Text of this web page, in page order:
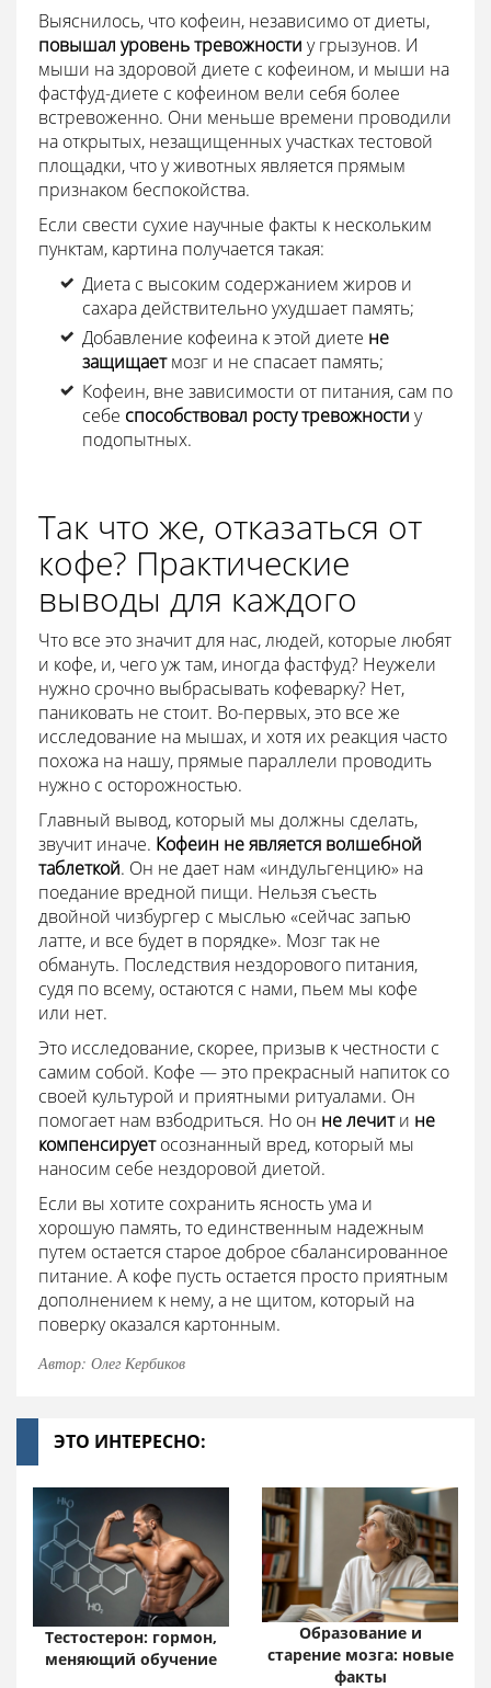
Выяснилось, что кофеин, независимо от диеты,
повышал уровень тревожности у грызунов. И
мыши на здоровой диете с кофеином, и мыши на
фастфуд-диете с кофеином вели себя более
встревоженно. Они меньше времени проводили
на открытых, незащищенных участках тестовой
площадки, что у животных является прямым
признаком беспокойства.
Если свести сухие научные факты к нескольким
пунктам, картина получается такая:
Диета с высоким содержанием жиров и
сахара действительно ухудшает память;
Добавление кофеина к этой диете не
защищаетмозг и не спасает память;
Кофеин, вне зависимости от питания, сам по
себе способствовал росту тревожности у
подопытных.
Так что же, отказаться от
кофе? Практические
выводы для каждого
Что все это значит для нас, людей, которые любят
и кофе, и, чего уж там, иногда фастфуд? Неужели
нужно срочно выбрасывать кофеварку? Нет,
паниковать не стоит. Во-первых, это все же
исследование на мышах, и хотя их реакция часто
похожа на нашу, прямые параллели проводить
нужно с осторожностью.
Главный вывод, который мы должны сделать,
звучит иначе. Кофеин не является волшебной
таблеткой. Он не дает нам «индульгенцию» на
поедание вредной пищи. Нельзя съесть
двойной чизбургер с мыслью «сейчас запью
латте, и все будет в порядке». Мозг так не
обмануть. Последствия нездорового питания,
судя по всему, остаются с нами, пьем мы кофе
или нет.
Это исследование, скорее, призыв к честности с
самим собой. Кофе — это прекрасный напиток со
своей культурой и приятными ритуалами. Он
помогает нам взбодриться. Но он не лечити не
компенсируетосознанный вред, который мы
наносим себе нездоровой диетой.
Если вы хотите сохранить ясность ума и
хорошую память, то единственным надежным
путем остается старое доброе сбалансированное
питание. А кофе пусть остается просто приятным
дополнением к нему, а не щитом, который на
поверку оказался картонным.
Автор: Олег Кербиков
ЭТО ИНТЕРЕСНО:
Тестостерон: гормон,
меняющий обучение
Образование и
старение мозга: новые
факты